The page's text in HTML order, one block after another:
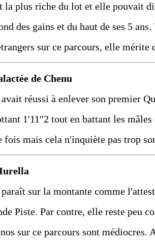
la plus riche du lot et elle pouvait
des gains et du haut de ses 5
sur ce parcours, elle
de Chenu
réussi à enlever son premier
1'11''2 tout en battant les
fois mais cela n'inquiète pas trop
sur la montante comme
Piste. Par contre, elle reste peu
sur ce parcours sont